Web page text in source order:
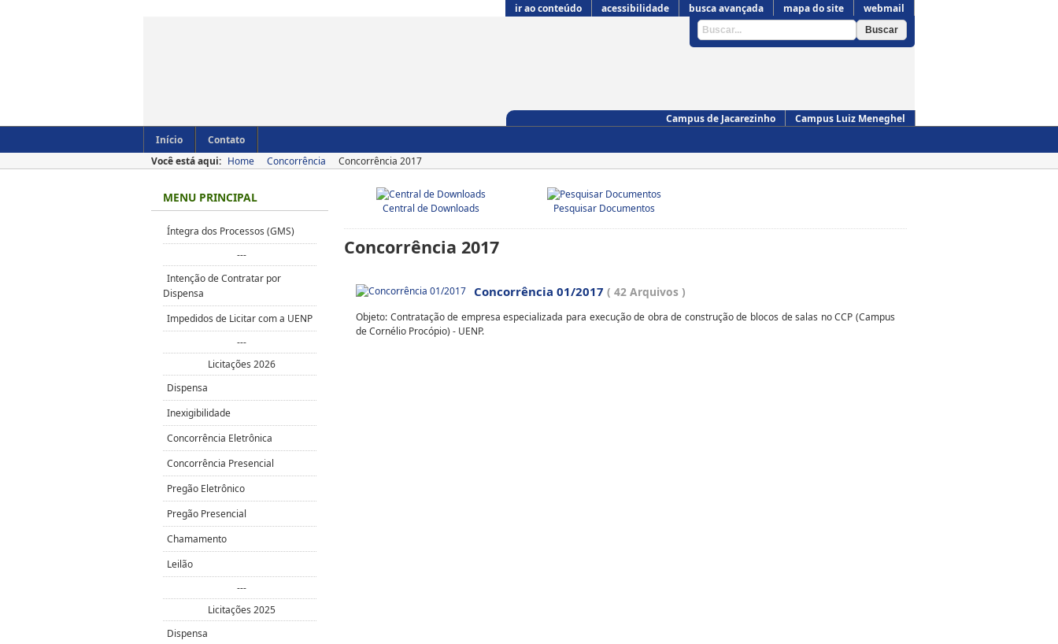
webmail
mapa do site
busca avançada
acessibilidade
ir ao conteúdo
Campus Luiz Meneghel
Campus de Jacarezinho
Início
Contato
Você está aqui: Home Concorrência Concorrência 2017
Central de Downloads Pesquisar Documentos
Concorrência 2017
Concorrência 01/2017 ( 42 Arquivos )
Objeto: Contratação de empresa especializada para execução de obra de construção de blocos de salas no CCP (Campus
de Cornélio Procópio) - UENP.
MENU PRINCIPAL
Íntegra dos Processos (GMS)
---
Intenção de Contratar por
Dispensa
Impedidos de Licitar com a UENP
---
Licitações 2026
Dispensa
Inexigibilidade
Concorrência Eletrônica
Concorrência Presencial
Pregão Eletrônico
Pregão Presencial
Chamamento
Leilão
---
Licitações 2025
Dispensa